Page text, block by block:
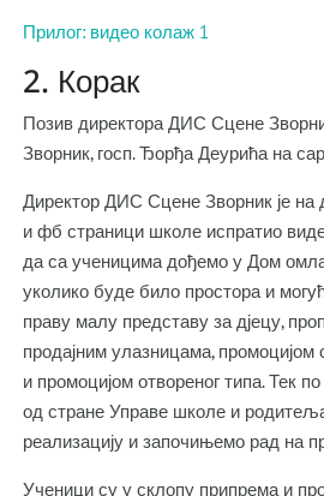
Прилог: видео колаж 1
2. Корак
Позив директора ДИС Сцене
Зворник, госп. Ђорђа Деурића на
Директор ДИС Сцене Зворник је
и фб страници школе испратио
да са ученицима дођемо у Дом
уколико буде било простора и
праву малу представу за дјецу,
продајним улазницама,
и промоцијом отвореног типа. Тек
од стране Управе школе и
реализацију и започињемо рад на
Ученици су у склопу припрема и